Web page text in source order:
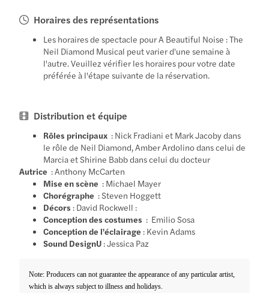
Horaires des représentations
Les horaires de spectacle pour A Beautiful Noise : The
Neil Diamond Musical peut varier d'une semaine à
l'autre. Veuillez vérifier les horaires pour votre date
préférée à l'étape suivante de la réservation.
Distribution et équipe
Rôles principaux : Nick Fradiani et Mark Jacoby dans
le rôle de Neil Diamond, Amber Ardolino dans celui de
Marcia et Shirine Babb dans celui du docteur
Autrice : Anthony McCarten
Mise en scène : Michael Mayer
Chorégraphe : Steven Hoggett
Décors : David Rockwell :
Conception des costumes : Emilio Sosa
Conception de l'éclairage : Kevin Adams
Sound DesignU : Jessica Paz
Note: Producers can not guarantee the appearance of any particular artist,
which is always subject to illness and holidays.